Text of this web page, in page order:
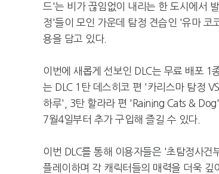
드'는 비가 끊임없이 내리는 한 도시에서
정'들이 모인 가운데 탐정 견습인 '유마 코
용을 담고 있다.
이번에 새롭게 선보인 DLC는 무료 배포 1
는 DLC 1탄 데스히코 편 '카리스마 탐정
하루', 3탄 할라라 편 'Raining Cats &
7월4일부터 추가 구입해 즐길 수 있다.
이번 DLC를 통해 이용자들은 '초탐정사건
플레이하며 각 캐릭터들의 매력을 더욱 깊